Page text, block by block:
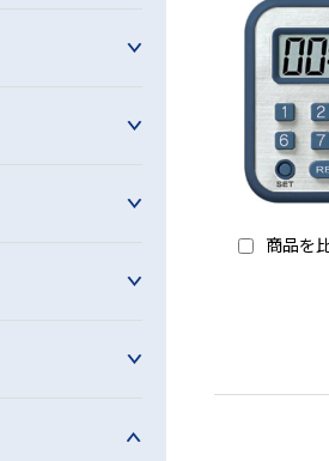
商品を